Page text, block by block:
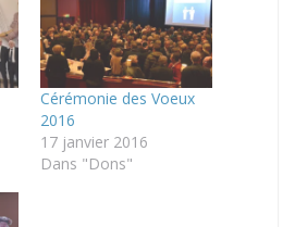
Cérémonie des Voeux
2016
17 janvier 2016
Dans "Dons"